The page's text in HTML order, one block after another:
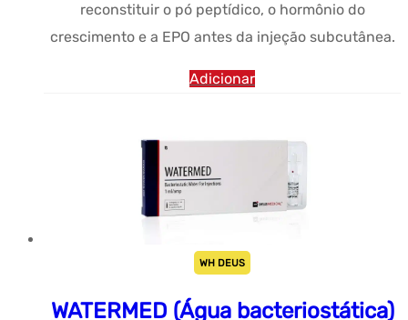
$28.86.
reconstituir o pó peptídico, o hormônio do
crescimento e a EPO antes da injeção subcutânea.
Adicionar
WH DEUS
WATERMED (Água bacteriostática)